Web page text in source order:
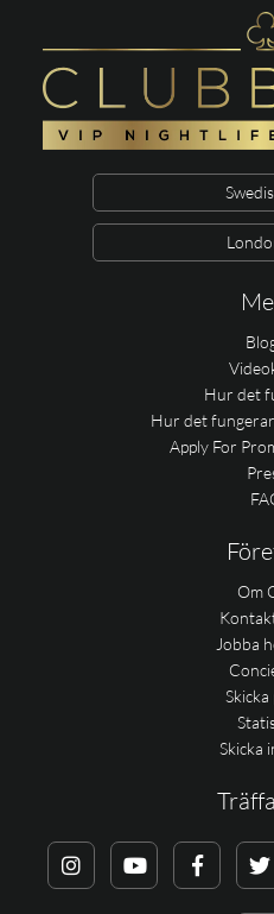
Hur det
Hur det
Apply For
Om
Jobba
Skicka
Skicka